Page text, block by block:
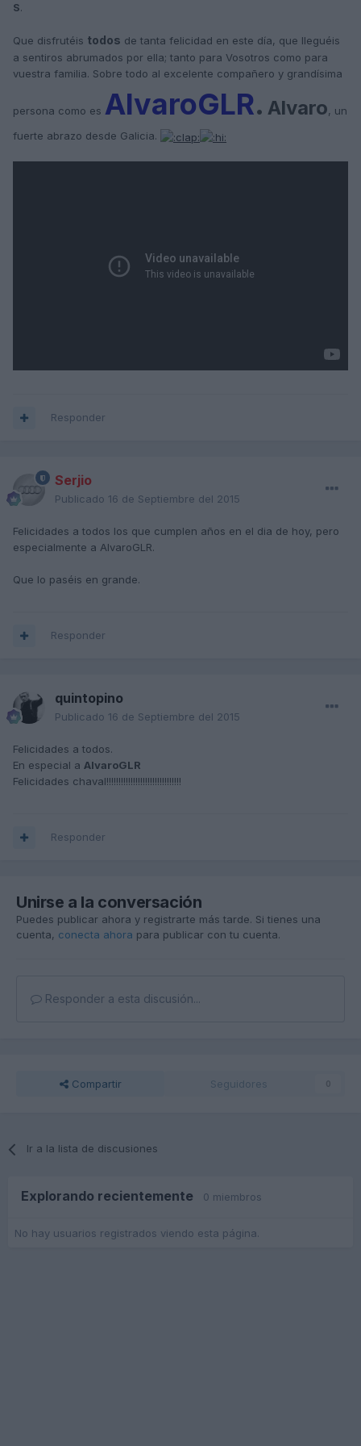
S.
Que disfrutéis todos de tanta felicidad en este día, que lleguéis
a sentiros abrumados por ella; tanto para Vosotros como para
vuestra familia. Sobre todo al excelente compañero y grandísima
persona como es AlvaroGLR. Alvaro, un
fuerte abrazo desde Galicia.
Responder
Serjio
Publicado 16 de Septiembre del 2015
Felicidades a todos los que cumplen años en el dia de hoy, pero
especialmente a AlvaroGLR.
Que lo paséis en grande.
Responder
quintopino
Publicado 16 de Septiembre del 2015
Felicidades a todos.
En especial a AlvaroGLR
Felicidades chaval!!!!!!!!!!!!!!!!!!!!!!!!!!!!!!!
Responder
Unirse a la conversación
Puedes publicar ahora y registrarte más tarde. Si tienes una
cuenta, conecta ahora para publicar con tu cuenta.
Responder a esta discusión...
Compartir Seguidores 0
Ir a la lista de discusiones
Explorando recientemente 0 miembros
No hay usuarios registrados viendo esta página.